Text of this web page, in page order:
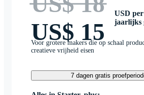
US$ 15
USD
jaarlijks
Voor grotere makers die op schaal
creatieve vrijheid eisen
7 dagen gratis